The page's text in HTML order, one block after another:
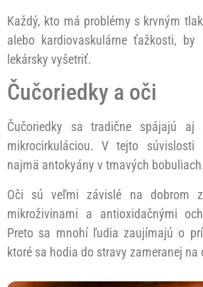
Každý, kto má problémy s krvným
alebo kardiovaskulárne ťažkosti,
lekársky vyšetriť.
Čučoriedky a oči
Čučoriedky sa tradične spájajú
mikrocirkuláciou. V tejto súvislosti
najmä antokyány v tmavých bobuliach.
Oči sú veľmi závislé na dobrom
mikroživinami a antioxidačnými
Preto sa mnohí ľudia zaujímajú o
ktoré sa hodia do stravy zameranej na